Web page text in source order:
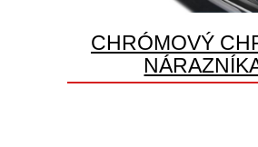
CHRÓMOVÝ